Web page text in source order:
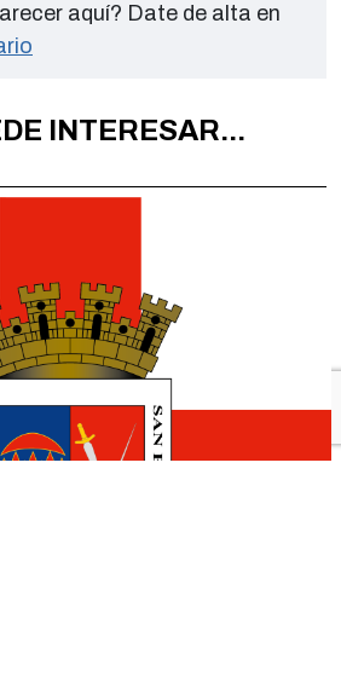
aquí? Date de alta en
INTERESAR...